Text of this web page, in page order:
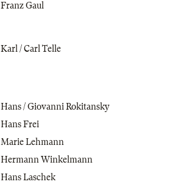
Franz Gaul
Karl / Carl Telle
Hans / Giovanni Rokitansky
Hans Frei
Marie Lehmann
Hermann Winkelmann
Hans Laschek